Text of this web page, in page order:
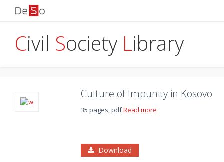
Civil Society Library
Culture of Impunity in Kosovo
35 pages, pdfRead more
Download